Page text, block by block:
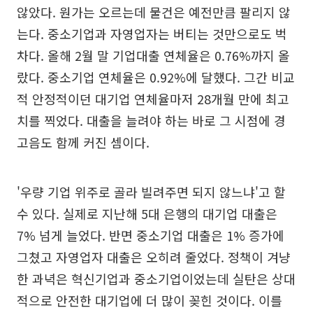
않았다. 원가는 오르는데 물건은 예전만큼 팔리지 않
는다. 중소기업과 자영업자는 버티는 것만으로도 벅
차다. 올해 2월 말 기업대출 연체율은 0.76%까지 올
랐다. 중소기업 연체율은 0.92%에 달했다. 그간 비교
적 안정적이던 대기업 연체율마저 28개월 만에 최고
치를 찍었다. 대출을 늘려야 하는 바로 그 시점에 경
고음도 함께 커진 셈이다.
'우량 기업 위주로 골라 빌려주면 되지 않느냐'고 할
수 있다. 실제로 지난해 5대 은행의 대기업 대출은
7% 넘게 늘었다. 반면 중소기업 대출은 1% 증가에
그쳤고 자영업자 대출은 오히려 줄었다. 정책이 겨냥
한 과녁은 혁신기업과 중소기업이었는데 실탄은 상대
적으로 안전한 대기업에 더 많이 꽂힌 것이다. 이를